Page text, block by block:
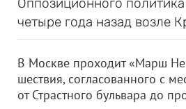
четыре года назад возле
В Москве проходит «Марш
шествия, согласованного с
от Страстного бульвара до